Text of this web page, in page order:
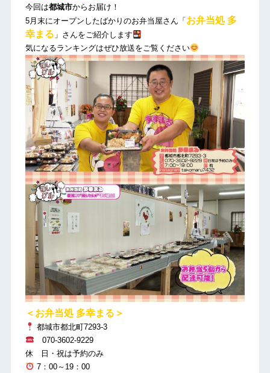
今回は都城市からお届け！
5月末にオープンしたばかりのお弁当屋さん「 お弁当処 多
幸まる 」さんをご紹介します
気になるランキングはぜひ放送をご覧ください
＜お弁当処 多幸まる＞
都城市都北町7293-3
070-3602-9229
休 日・祝は予約のみ
7：00～19：00